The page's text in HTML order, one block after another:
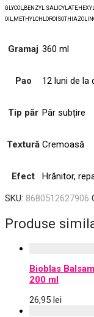
GLYCOL,BENZYL
Gramaj 360 ml
Pao 12 luni de la
Tip păr Păr subțire
Textură Cremoasă
Efect
Hrănitor,
SKU: 8680512627906
Produse
Bioblas
200 ml
26,95 lei